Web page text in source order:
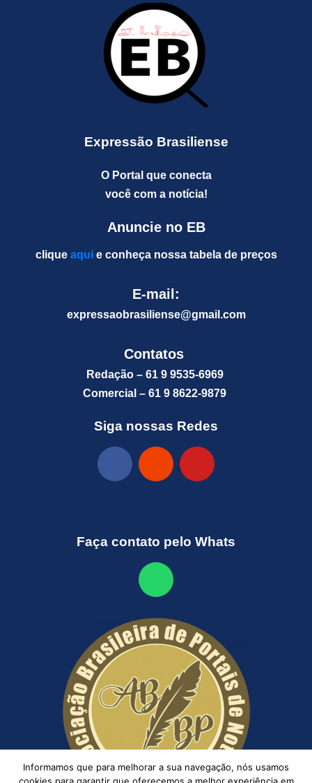
Expressão Brasiliense
O Portal que conecta
você com a notícia!
Anuncie no EB
clique aquie conheça nossa tabela de preços
E-mail:
expressaobrasiliense@gmail.com
Contatos
Redação – 61 9 9535-6969
Comercial – 61 9 8622-9879
Siga nossas Redes
Faça contato pelo Whats
Informamos que para melhorar a sua navegação, nós usamos